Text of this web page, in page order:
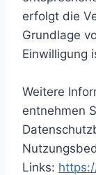
erfolgt die
Grundlage
Einwilligung
Weitere
entnehmen
Links: